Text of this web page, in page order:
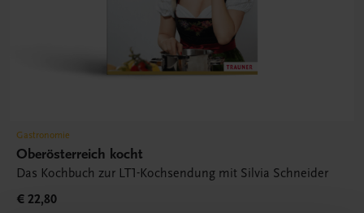
Gastronomie
Oberösterreich kocht
Das Kochbuch zur LT1-Kochsendung mit Silvia Schneider
€ 22,80